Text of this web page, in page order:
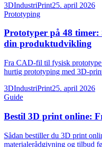
3DIndustriPrint25. april 2026
Prototyping
Prototyper på 48 timer:
din produktudvikling
Fra CAD-fil til fysisk
hurtig prototyping med 3D-
3DIndustriPrint25. april 2026
Guide
Bestil 3D print online:
Sådan bestiller du 3D print
materialerådgivning og tilbud